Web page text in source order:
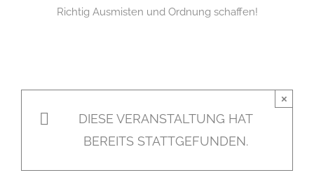
Richtig Ausmisten und Ordnung schaffen!
DIESE VERANSTALTUNG HAT
BEREITS STATTGEFUNDEN.
×